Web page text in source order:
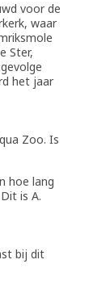
voor de
waar
Ster,
het jaar
Zoo. Is
hoe lang
is A.
bij dit